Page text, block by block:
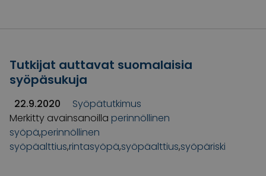
Tutkijat auttavat suomalaisia
syöpäsukuja
22.9.2020
Syöpätutkimus
Merkitty avainsanoilla perinnöllinen
syöpä,perinnöllinen
syöpäalttius,rintasyöpä,syöpäalttius,syöpäriski